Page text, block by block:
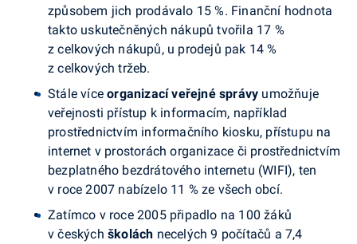
způsobem jich prodávalo 15 %. Finanční hodnota
takto uskutečněných nákupů tvořila 17 %
z celkových nákupů, u prodejů pak 14 %
z celkových tržeb.
Stále víceorganizací veřejné správy umožňuje
veřejnosti přístup k informacím, například
prostřednictvím informačního kiosku, přístupu na
internet v prostorách organizace či prostřednictvím
bezplatného bezdrátového internetu (WIFI), ten
v roce 2007 nabízelo 11 % ze všech obcí.
Zatímco v roce 2005 připadlo na 100 žáků
v českých školách necelých 9 počítačů a 7,4